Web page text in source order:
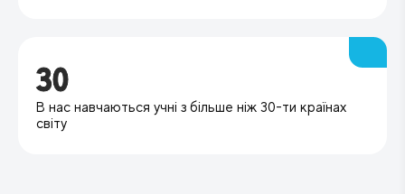
30
В нас навчаються учні з більше ніж 30-ти країнах
світу